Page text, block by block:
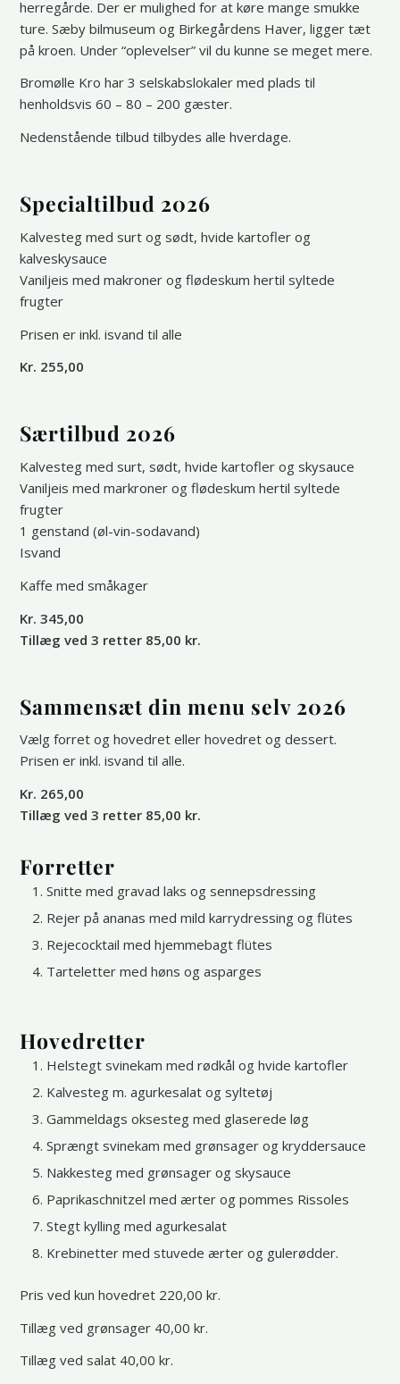
herregårde. Der er mulighed for at køre mange smukke
ture. Sæby bilmuseum og Birkegårdens Haver, ligger tæt
på kroen. Under “oplevelser” vil du kunne se meget mere.
Bromølle Kro har 3 selskabslokaler med plads til
henholdsvis 60 – 80 – 200 gæster.
Nedenstående tilbud tilbydes alle hverdage.
Specialtilbud 2026
Kalvesteg med surt og sødt, hvide kartofler og
kalveskysauce
Vaniljeis med makroner og flødeskum hertil syltede
frugter
Prisen er inkl. isvand til alle
Kr. 255,00
Særtilbud 2026
Kalvesteg med surt, sødt, hvide kartofler og skysauce
Vaniljeis med markroner og flødeskum hertil syltede
frugter
1 genstand (øl-vin-sodavand)
Isvand
Kaffe med småkager
Kr. 345,00
Tillæg ved 3 retter 85,00 kr.
Sammensæt din menu selv 2026
Vælg forret og hovedret eller hovedret og dessert.
Prisen er inkl. isvand til alle.
Kr. 265,00
Tillæg ved 3 retter 85,00 kr.
Forretter
Snitte med gravad laks og sennepsdressing
Rejer på ananas med mild karrydressing og flütes
Rejecocktail med hjemmebagt flütes
Tarteletter med høns og asparges
Hovedretter
Helstegt svinekam med rødkål og hvide kartofler
Kalvesteg m. agurkesalat og syltetøj
Gammeldags oksesteg med glaserede løg
Sprængt svinekam med grønsager og kryddersauce
Nakkesteg med grønsager og skysauce
Paprikaschnitzel med ærter og pommes Rissoles
Stegt kylling med agurkesalat
Krebinetter med stuvede ærter og gulerødder.
Pris ved kun hovedret 220,00 kr.
Tillæg ved grønsager 40,00 kr.
Tillæg ved salat 40,00 kr.